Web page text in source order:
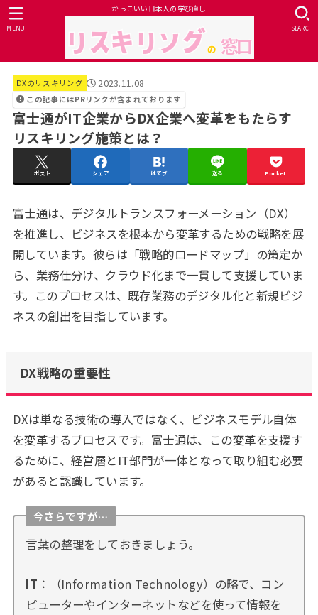
かっこいい日本人の学び直し
SEARCH
MENU
DXのリスキリング 2023.11.08
この記事にはPRリンクが含まれております
富士通がIT企業からDX企業へ変革をもたらす
リスキリング施策とは？
ポスト シェア はてブ 送る Pocket
富士通は、デジタルトランスフォーメーション（DX）
を推進し、ビジネスを根本から変革するための戦略を展
開しています。彼らは「戦略的ロードマップ」の策定か
ら、業務仕分け、クラウド化まで一貫して支援していま
す。このプロセスは、既存業務のデジタル化と新規ビジ
ネスの創出を目指しています。
DX戦略の重要性
DXは単なる技術の導入ではなく、ビジネスモデル自体
を変革するプロセスです。富士通は、この変革を支援す
るために、経営層とIT部門が一体となって取り組む必要
があると認識しています。
今さらですが…
言葉の整理をしておきましょう。
IT ：（Information Technology）の略で、コン
ピューターやインターネットなどを使って情報を